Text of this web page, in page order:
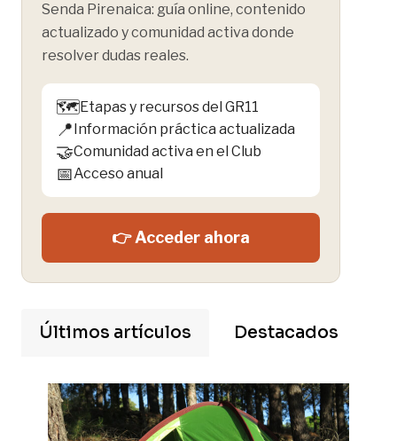
Senda Pirenaica: guía online, contenido
actualizado y comunidad activa donde
resolver dudas reales.
🗺️Etapas y recursos del GR11
📍Información práctica actualizada
🤝Comunidad activa en el Club
📅Acceso anual
👉 Acceder ahora
Últimos artículos Destacados